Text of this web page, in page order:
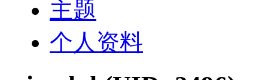
主题
个人资料